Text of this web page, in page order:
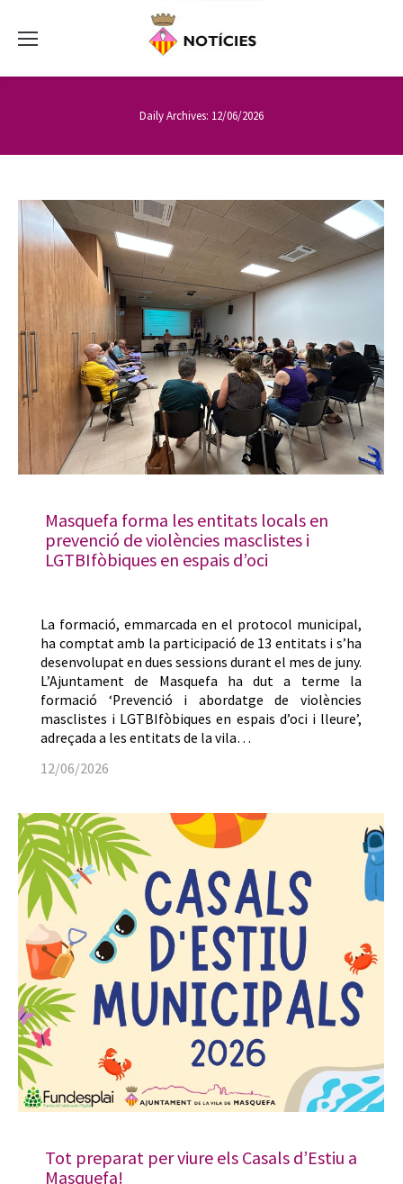
Daily Archives: 12/06/2026
Masquefa forma les entitats locals en
prevenció de violències masclistes i
LGTBIfòbiques en espais d’oci
La formació, emmarcada en el protocol municipal,
ha comptat amb la participació de 13 entitats i s’ha
desenvolupat en dues sessions durant el mes de juny.
L’Ajuntament de Masquefa ha dut a terme la
formació ‘Prevenció i abordatge de violències
masclistes i LGTBIfòbiques en espais d’oci i lleure’,
adreçada a les entitats de la vila…
12/06/2026
Tot preparat per viure els Casals d’Estiu a
Masquefa!